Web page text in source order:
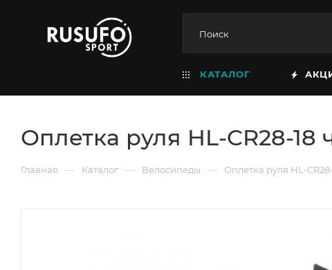
КАТАЛОГ
Оплетка руля HL-CR28-18
Главная — Каталог — Велосипеды — Оплетка руля HL-